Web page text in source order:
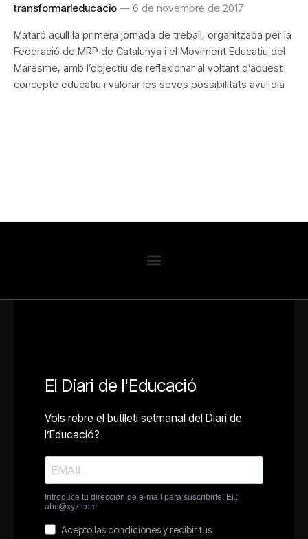
transformarleducacio 6 de novembre de 2017
Mataró acull la primera jornada de treball, organitzada per la
Federació de MRP de Catalunya i el Moviment Educatiu del
Maresme, amb l’objectiu de reflexionar al voltant d’aquest
concepte educatiu i valorar les seves possibilitats avui dia